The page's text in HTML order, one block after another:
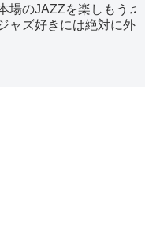
場のJAZZを楽しもう♫
ャズ好きには絶対に外